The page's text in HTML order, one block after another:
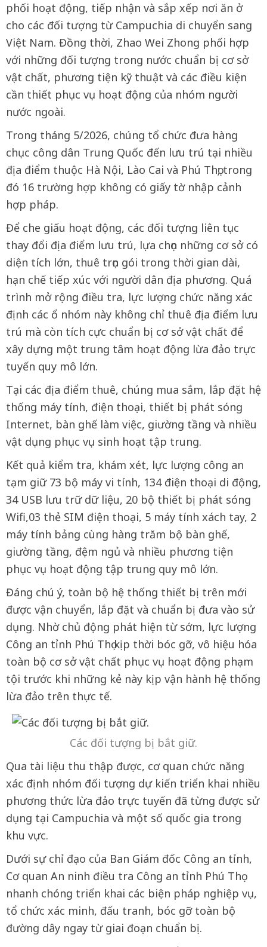
phối hoạt động, tiếp nhận và sắp xếp nơi ăn ở
cho các đối tượng từ Campuchia di chuyển sang
Việt Nam. Đồng thời, Zhao Wei Zhong phối hợp
với những đối tượng trong nước chuẩn bị cơ sở
vật chất, phương tiện kỹ thuật và các điều kiện
cần thiết phục vụ hoạt động của nhóm người
nước ngoài.
Trong tháng 5/2026, chúng tổ chức đưa hàng
chục công dân Trung Quốc đến lưu trú tại nhiều
địa điểm thuộc Hà Nội, Lào Cai và Phú Thọ; trong
đó 16 trường hợp không có giấy tờ nhập cảnh
hợp pháp.
Để che giấu hoạt động, các đối tượng liên tục
thay đổi địa điểm lưu trú, lựa chọn những cơ sở có
diện tích lớn, thuê trọn gói trong thời gian dài,
hạn chế tiếp xúc với người dân địa phương. Quá
trình mở rộng điều tra, lực lượng chức năng xác
định các ổ nhóm này không chỉ thuê địa điểm lưu
trú mà còn tích cực chuẩn bị cơ sở vật chất để
xây dựng một trung tâm hoạt động lừa đảo trực
tuyến quy mô lớn.
Tại các địa điểm thuê, chúng mua sắm, lắp đặt hệ
thống máy tính, điện thoại, thiết bị phát sóng
Internet, bàn ghế làm việc, giường tầng và nhiều
vật dụng phục vụ sinh hoạt tập trung.
Kết quả kiểm tra, khám xét, lực lượng công an
tạm giữ 73 bộ máy vi tính, 134 điện thoại di động,
34 USB lưu trữ dữ liệu, 20 bộ thiết bị phát sóng
Wifi,03 thẻ SIM điện thoại, 5 máy tính xách tay, 2
máy tính bảng cùng hàng trăm bộ bàn ghế,
giường tầng, đệm ngủ và nhiều phương tiện
phục vụ hoạt động tập trung quy mô lớn.
Đáng chú ý, toàn bộ hệ thống thiết bị trên mới
được vận chuyển, lắp đặt và chuẩn bị đưa vào sử
dụng. Nhờ chủ động phát hiện từ sớm, lực lượng
Công an tỉnh Phú Thọ kịp thời bóc gỡ, vô hiệu hóa
toàn bộ cơ sở vật chất phục vụ hoạt động phạm
tội trước khi những kẻ này kịp vận hành hệ thống
lừa đảo trên thực tế.
Các đối tượng bị bắt giữ.
Qua tài liệu thu thập được, cơ quan chức năng
xác định nhóm đối tượng dự kiến triển khai nhiều
phương thức lừa đảo trực tuyến đã từng được sử
dụng tại Campuchia và một số quốc gia trong
khu vực.
Dưới sự chỉ đạo của Ban Giám đốc Công an tỉnh,
Cơ quan An ninh điều tra Công an tỉnh Phú Thọ
nhanh chóng triển khai các biện pháp nghiệp vụ,
tổ chức xác minh, đấu tranh, bóc gỡ toàn bộ
đường dây ngay từ giai đoạn chuẩn bị.